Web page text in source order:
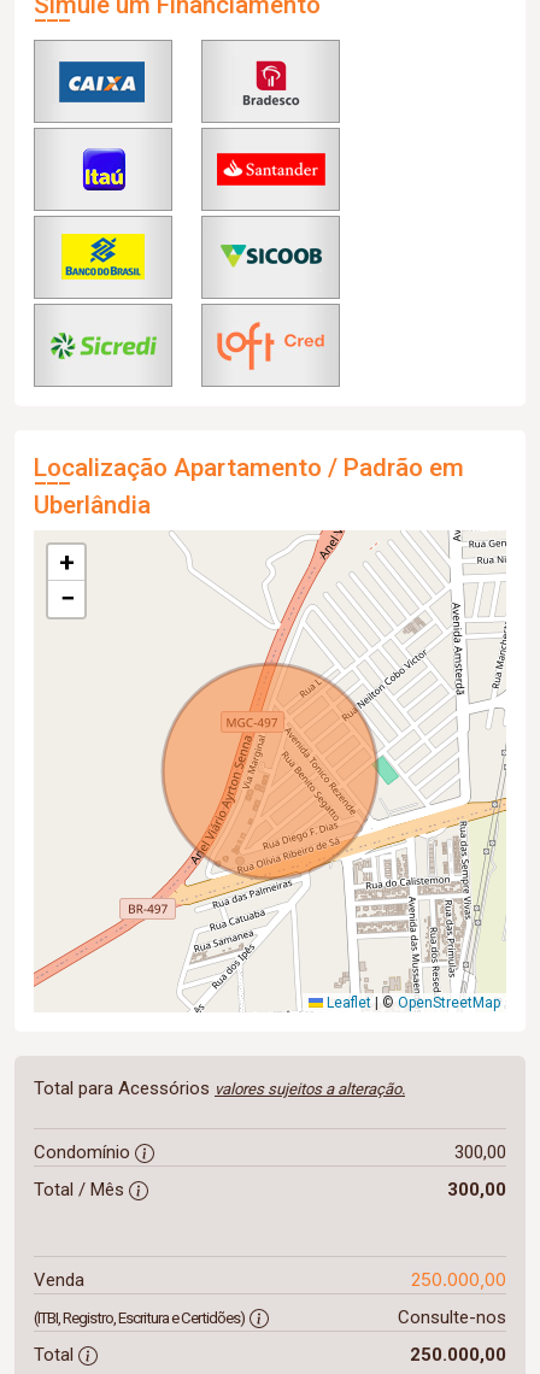
Localização Apartamento / Padrão em
Uberlândia
+
−
Leaflet © OpenStreetMap
Total para Acessórios valores sujeitos a alteração.
Condomínio
300,00
Total / Mês
300,00
Venda 250.000,00
(ITBI, Registro, Escritura e Certidões)
Consulte-nos
Total
250.000,00